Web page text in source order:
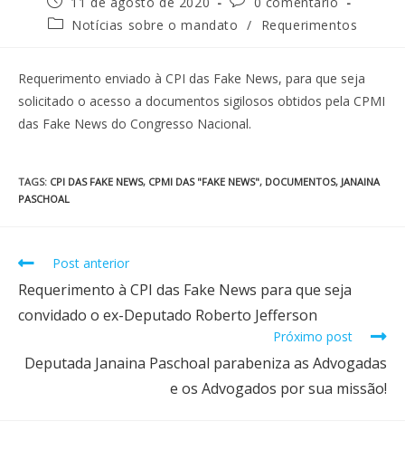
Notícias sobre o mandato / Requerimentos
Requerimento enviado à CPI das Fake News, para que seja
solicitado o acesso a documentos sigilosos obtidos pela CPMI
das Fake News do Congresso Nacional.
TAGS: CPI DAS FAKE NEWS, CPMI DAS "FAKE NEWS", DOCUMENTOS, JANAINA
PASCHOAL
Post anterior
Requerimento à CPI das Fake News para que seja
convidado o ex-Deputado Roberto Jefferson
Próximo post
Deputada Janaina Paschoal parabeniza as Advogadas
e os Advogados por sua missão!